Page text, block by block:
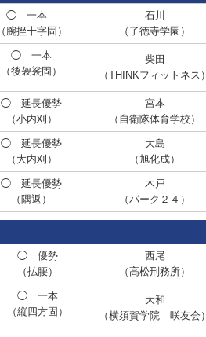
◯ 一本
（腕挫十字固）
石川
（了徳寺学園）
◯ 一本
（後袈裟固）
柴田
（THINKフィットネス）
◯ 延長優勢
（小内刈）
宮本
（自衛隊体育学校）
◯ 延長優勢
（大内刈）
大島
（旭化成）
◯ 延長優勢
（隅返）
木戸
（パーク２４）
◯優勢
（払腰）
西尾
（高松刑務所）
◯一本
（縦四方固）
大和
（横須賀学院 咲友会）